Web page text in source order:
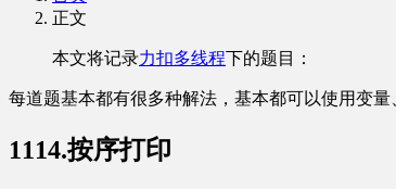
正文
本文将记录力扣多线程下的题目：
每道题基本都有很多种解法，基本都可以使用变量
1114.按序打印